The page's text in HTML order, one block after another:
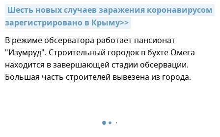
Шесть новых случаев заражения коронавирусом
зарегистрировано в Крыму>>
В режиме обсерватора работает пансионат
"Изумруд". Строительный городок в бухте Омега
находится в завершающей стадии обсервации.
Большая часть строителей вывезена из города.